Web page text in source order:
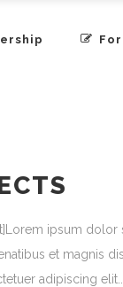
ipsum
et magnis
adipiscing elit.